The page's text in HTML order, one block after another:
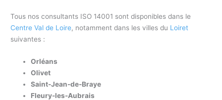
Tous nos consultants ISO 14001 sont disponibles dans le
Centre Val de Loire, notamment dans les villes du Loiret
suivantes :
Orléans
Olivet
Saint-Jean-de-Braye
Fleury-les-Aubrais